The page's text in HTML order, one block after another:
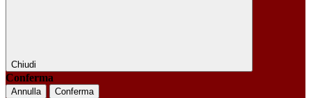
Chiudi
Conferma
Annulla Conferma